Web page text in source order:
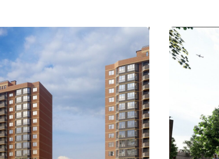
География присутствия ГК «Победа»
г. Краснодар
Головной офис
ПОКАЗАТЬ КОНТАКТЫ